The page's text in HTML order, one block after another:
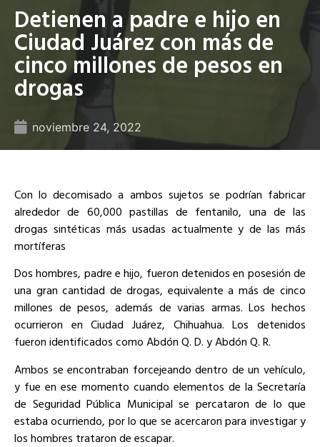
Detienen a padre e hijo en
Ciudad Juárez con más de
cinco millones de pesos en
drogas
noviembre 24, 2022
Con lo decomisado a ambos sujetos se podrían fabricar
alrededor de 60,000 pastillas de fentanilo, una de las
drogas sintéticas más usadas actualmente y de las más
mortíferas
Dos hombres, padre e hijo, fueron detenidos en posesión de
una gran cantidad de drogas, equivalente a más de cinco
millones de pesos, además de varias armas. Los hechos
ocurrieron en Ciudad Juárez, Chihuahua. Los detenidos
fueron identificados como Abdón Q. D. y Abdón Q. R.
Ambos se encontraban forcejeando dentro de un vehículo,
y fue en ese momento cuando elementos de la Secretaría
de Seguridad Pública Municipal se percataron de lo que
estaba ocurriendo, por lo que se acercaron para investigar y
los hombres trataron de escapar.